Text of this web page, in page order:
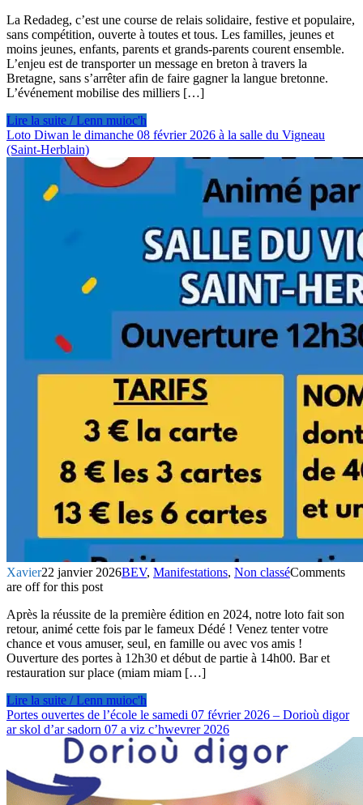
La Redadeg, c’est une course de relais solidaire, festive et populaire,
sans compétition, ouverte à toutes et tous. Les familles, jeunes et
moins jeunes, enfants, parents et grands-parents courent ensemble.
L’enjeu est de transporter un message en breton à travers la
Bretagne, sans s’arrêter afin de faire gagner la langue bretonne.
L’événement mobilise des milliers […]
Lire la suite / Lenn muioc'h
Loto Diwan le dimanche 08 février 2026 à la salle du Vigneau
(Saint-Herblain)
Xavier22 janvier 2026BEV, Manifestations, Non classéComments
are off for this post
Après la réussite de la première édition en 2024, notre loto fait son
retour, animé cette fois par le fameux Dédé ! Venez tenter votre
chance et vous amuser, seul, en famille ou avec vos amis !
Ouverture des portes à 12h30 et début de partie à 14h00. Bar et
restauration sur place (miam miam […]
Lire la suite / Lenn muioc'h
Portes ouvertes de l’école le samedi 07 février 2026 – Dorioù digor
ar skol d’ar sadorn 07 a viz c’hwevrer 2026